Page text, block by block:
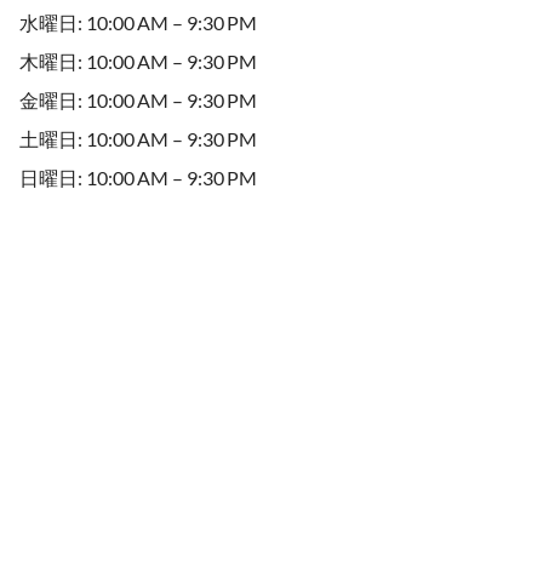
水曜日: 10:00 AM – 9:30 PM
木曜日: 10:00 AM – 9:30 PM
金曜日: 10:00 AM – 9:30 PM
土曜日: 10:00 AM – 9:30 PM
日曜日: 10:00 AM – 9:30 PM